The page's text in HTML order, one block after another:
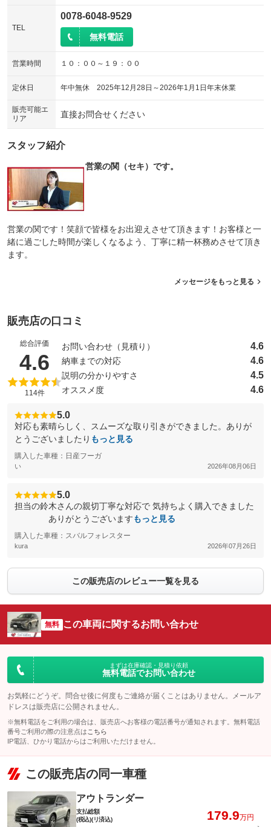
TEL
0078-6048-9529
無料電話
営業時間 １０：００～１９：００
定休日 年中無休 2025年12月28日～2026年1月1日年末休業
販売可能エ
リア
直接お問合せください
スタッフ紹介
営業の関（セキ）です。
営業の関です！笑顔で皆様をお出迎えさせて頂きます！お客様と一
緒に過ごした時間が楽しくなるよう、丁寧に精一杯務めさせて頂き
ます。
メッセージをもっと見る
販売店の口コミ
総合評価
4.6 （5点満点中）
114件
お問い合わせ（見積り） 4.6
納車までの対応 4.6
説明の分かりやすさ 4.5
オススメ度 4.6
5.0
対応も素晴らしく、スムーズな取り引きができました。ありが
とうございましたり もっと見る
購入した車種：日産フーガ
い 2026年08月06日
5.0
担当の鈴木さんの親切丁寧な対応で 気持ちよく購入できました
ありがとうございますもっと見る
購入した車種：スバルフォレスター
kura 2026年07月26日
この販売店のレビュー一覧を見る
無料 この車両に関するお問い合わせ
まずは在庫確認・見積り依頼
無料電話でお問い合わせ
お気軽にどうぞ。問合せ後に何度もご連絡が届くことはありません。メールア
ドレスは販売店に公開されません。
※無料電話をご利用の場合は、販売店へお客様の電話番号が通知されます。無料電話
番号ご利用の際の注意点は こちら
IP電話、ひかり電話からはご利用いただけません。
この販売店の同一車種
アウトランダー
支払総額
(税込)(リ済込)
179.9万円